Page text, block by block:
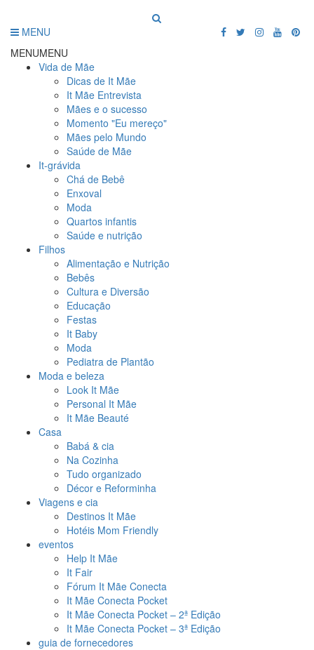
MENU
MENUMENU
Vida de Mãe
Dicas de It Mãe
It Mãe Entrevista
Mães e o sucesso
Momento "Eu mereço"
Mães pelo Mundo
Saúde de Mãe
It-grávida
Chá de Bebê
Enxoval
Moda
Quartos infantis
Saúde e nutrição
Filhos
Alimentação e Nutrição
Bebês
Cultura e Diversão
Educação
Festas
It Baby
Moda
Pediatra de Plantão
Moda e beleza
Look It Mãe
Personal It Mãe
It Mãe Beauté
Casa
Babá & cia
Na Cozinha
Tudo organizado
Décor e Reforminha
Viagens e cia
Destinos It Mãe
Hotéis Mom Friendly
eventos
Help It Mãe
It Fair
Fórum It Mãe Conecta
It Mãe Conecta Pocket
It Mãe Conecta Pocket – 2ª Edição
It Mãe Conecta Pocket – 3ª Edição
guia de fornecedores